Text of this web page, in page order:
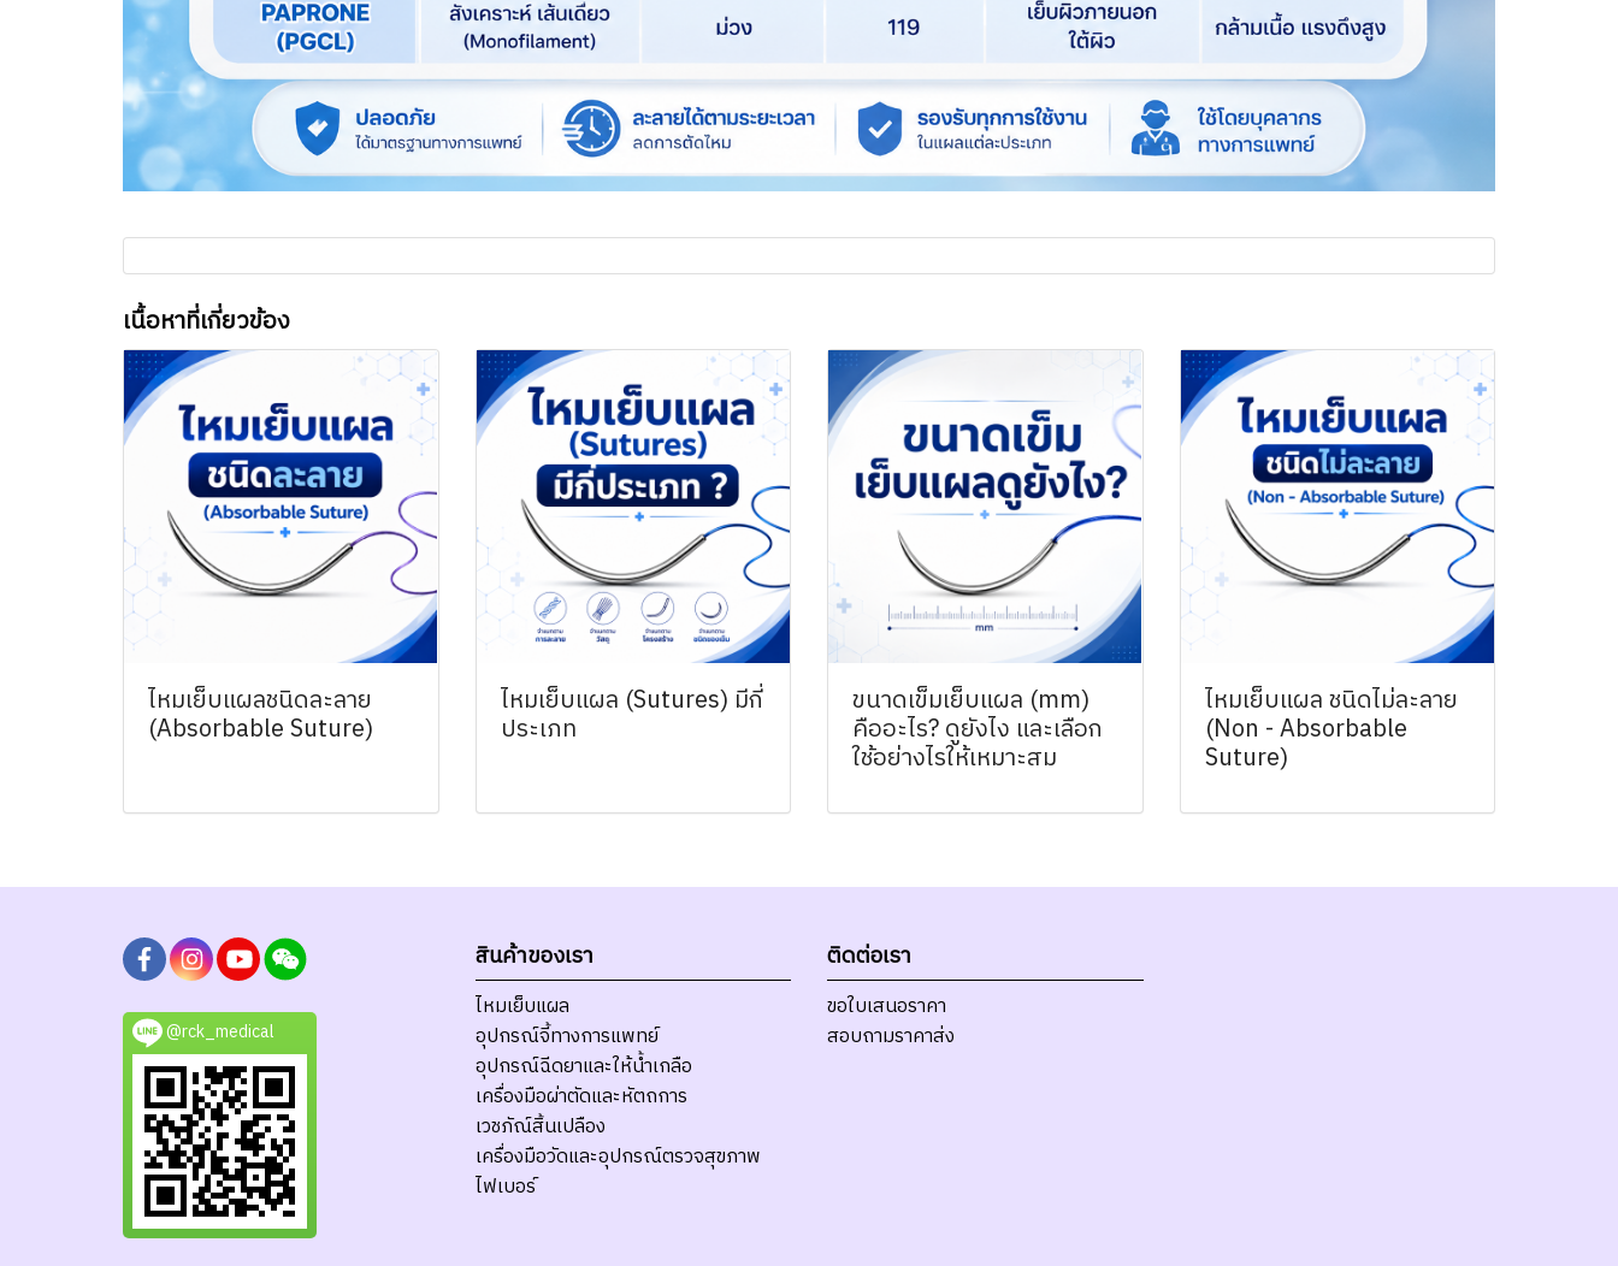
เนื้อหาที่เกี่ยวข้อง
ไหมเย็บแผลชนิดละลาย
(Absorbable Suture)
ไหมเย็บแผล (Sutures) มีกี่
ประเภท
ขนาดเข็มเย็บแผล (mm)
คืออะไร? ดูยังไง และเลือก
ใช้อย่างไรให้เหมาะสม
ไหมเย็บแผล ชนิดไม่ละลาย
(Non - Absorbable
Suture)
@rck_medical
สินค้าของเรา
ไหมเย็บแผล
อุปกรณ์จี้ทางการแพทย์
อุปกรณ์ฉีดยาและให้น้ำเกลือ
เครื่องมือผ่าตัดและหัตถการ
เวชภัณ์สิ้นเปลือง
เครื่องมือวัดและอุปกรณ์ตรวจสุขภาพ
ไฟเบอร์
ติดต่อเรา
ขอใบเสนอราคา
สอบถามราคาส่ง